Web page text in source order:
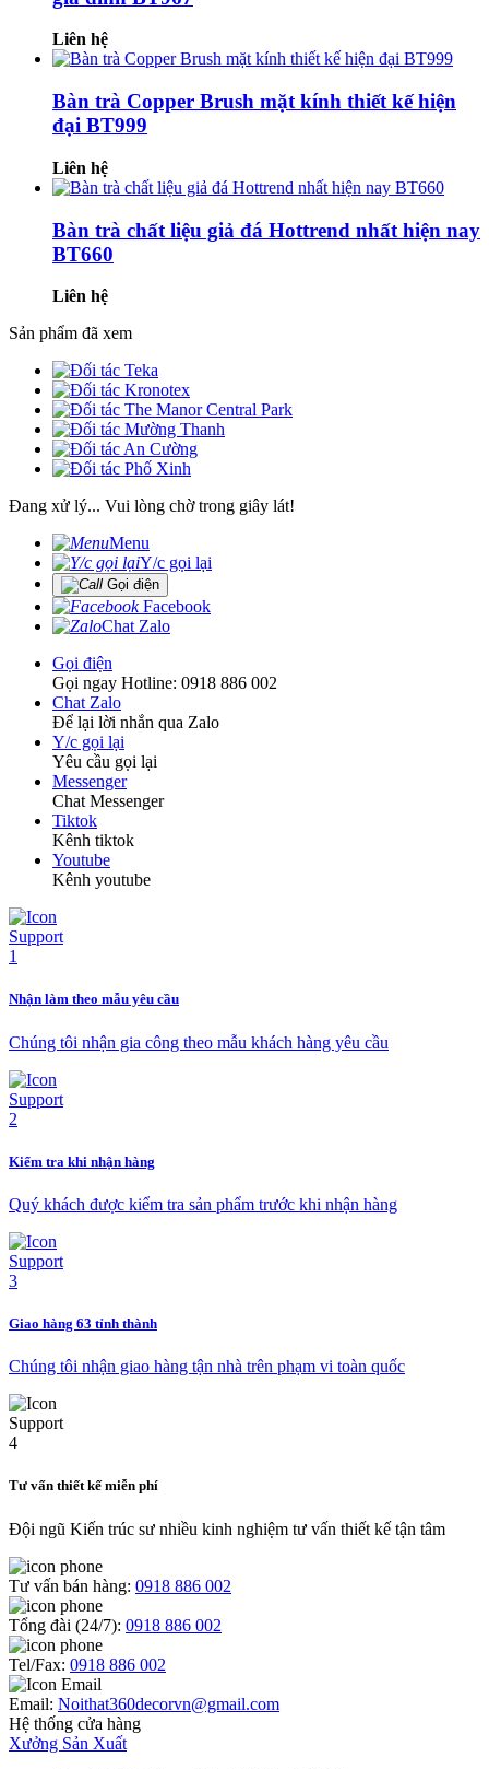
Liên hệ
Bàn trà Copper Brush mặt kính thiết kế hiện
đại BT999
Liên hệ
Bàn trà chất liệu giả đá Hottrend nhất hiện nay
BT660
Liên hệ
Sản phẩm đã xem
Đang xử lý... Vui lòng chờ trong giây lát!
Menu
Y/c gọi lại
Gọi điện
Facebook
Chat Zalo
Gọi điện
Gọi ngay Hotline: 0918 886 002
Chat Zalo
Để lại lời nhắn qua Zalo
Y/c gọi lại
Yêu cầu gọi lại
Messenger
Chat Messenger
Tiktok
Kênh tiktok
Youtube
Kênh youtube
Nhận làm theo mẫu yêu cầu
Chúng tôi nhận gia công theo mẫu khách hàng yêu cầu
Kiểm tra khi nhận hàng
Quý khách được kiểm tra sản phẩm trước khi nhận hàng
Giao hàng 63 tỉnh thành
Chúng tôi nhận giao hàng tận nhà trên phạm vi toàn quốc
Tư vấn thiết kế miễn phí
Đội ngũ Kiến trúc sư nhiều kinh nghiệm tư vấn thiết kế tận tâm
Tư vấn bán hàng: 0918 886 002
Tổng đài (24/7): 0918 886 002
Tel/Fax: 0918 886 002
Email: Noithat360decorvn@gmail.com
Hệ thống cửa hàng
Xưởng Sản Xuất